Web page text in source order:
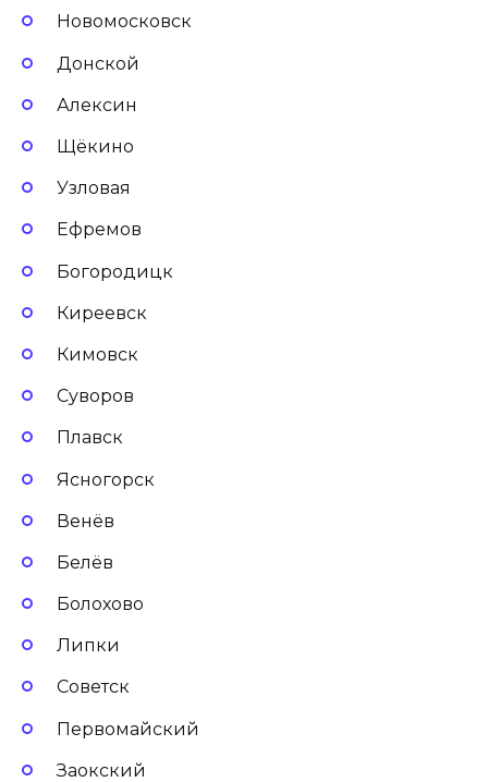
Новомосковск
Донской
Алексин
Щёкино
Узловая
Ефремов
Богородицк
Киреевск
Кимовск
Суворов
Плавск
Ясногорск
Венёв
Белёв
Болохово
Липки
Советск
Первомайский
Заокский